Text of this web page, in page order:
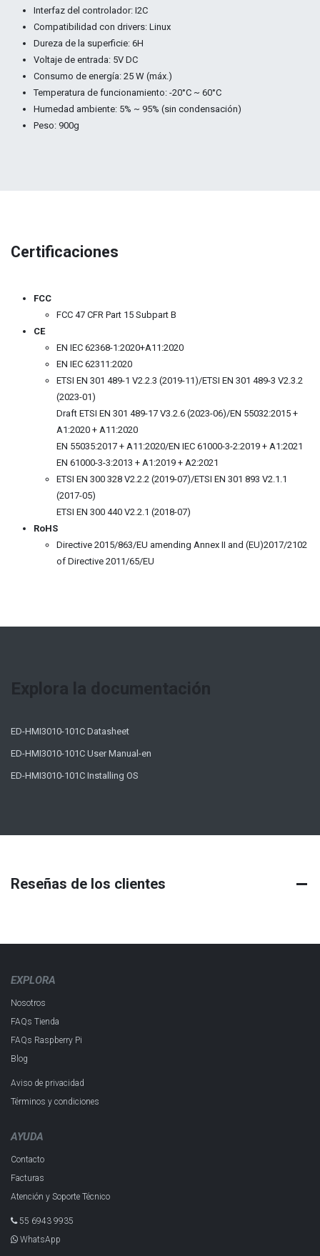
Interfaz del controlador: I2C
Compatibilidad con drivers: Linux
Dureza de la superficie: 6H
Voltaje de entrada: 5V DC
Consumo de energía: 25 W (máx.)
Temperatura de funcionamiento: -20°C ~ 60°C
Humedad ambiente: 5% ~ 95% (sin condensación)
Peso: 900g
Certificaciones
FCC
FCC 47 CFR Part 15 Subpart B
CE
EN IEC 62368-1:2020+A11:2020
EN IEC 62311:2020
ETSI EN 301 489-1 V2.2.3 (2019-11)/ETSI EN 301 489-3 V2.3.2
(2023-01)
Draft ETSI EN 301 489-17 V3.2.6 (2023-06)/EN 55032:2015 +
A1:2020 + A11:2020
EN 55035:2017 + A11:2020/EN IEC 61000-3-2:2019 + A1:2021
EN 61000-3-3:2013 + A1:2019 + A2:2021
ETSI EN 300 328 V2.2.2 (2019-07)/ETSI EN 301 893 V2.1.1
(2017-05)
ETSI EN 300 440 V2.2.1 (2018-07)
RoHS
Directive 2015/863/EU amending Annex II and (EU)2017/2102
of Directive 2011/65/EU
Explora la documentación
ED-HMI3010-101C Datasheet
ED-HMI3010-101C User Manual-en
ED-HMI3010-101C Installing OS
Reseñas de los clientes
EXPLORA
Nosotros
FAQs Tienda
FAQs Raspberry Pi
Blog
Aviso de privacidad
Términos y condiciones
AYUDA
Contacto
Facturas
Atención y Soporte Técnico
55 6943 993​5
WhatsApp